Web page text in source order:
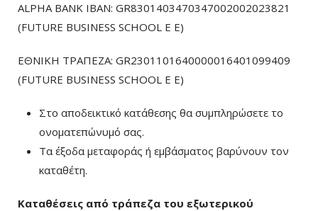
ALPHA BANK IBAN: GR8301403470347002002023821
(FUTURE BUSINESS SCHOOL E E)
ΕΘΝΙΚΗ ΤΡΑΠΕΖΑ: GR2301101640000016401099409
(FUTURE BUSINESS SCHOOL E E)
Στο αποδεικτικό κατάθεσης θα συμπληρώσετε το
ονοματεπώνυμό σας.
Τα έξοδα μεταφοράς ή εμβάσματος βαρύνουν τον
καταθέτη.
Καταθέσεις από τράπεζα του εξωτερικού